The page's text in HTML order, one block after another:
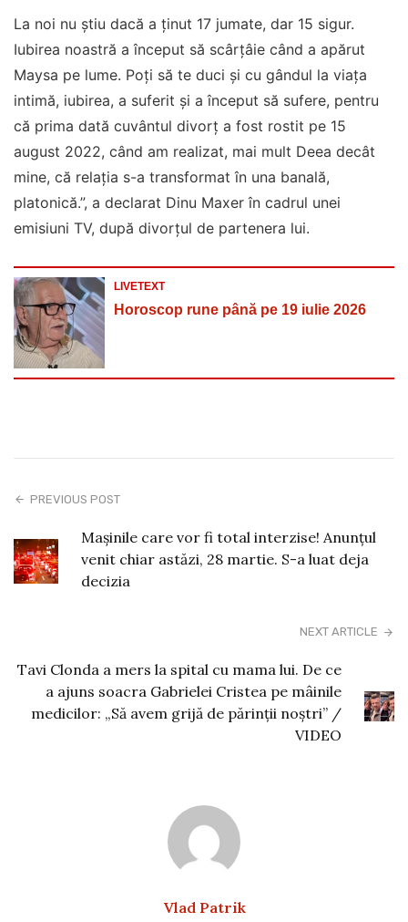
La noi nu știu dacă a ținut 17 jumate, dar 15 sigur.
Iubirea noastră a început să scârțâie când a apărut
Maysa pe lume. Poți să te duci și cu gândul la viața
intimă, iubirea, a suferit și a început să sufere, pentru
că prima dată cuvântul divorț a fost rostit pe 15
august 2022, când am realizat, mai mult Deea decât
mine, că relația s-a transformat în una banală,
platonică.”, a declarat Dinu Maxer în cadrul unei
emisiuni TV, după divorțul de partenera lui.
LIVETEXT
Horoscop rune până pe 19 iulie 2026
PREVIOUS POST
Mașinile care vor fi total interzise! Anunțul
venit chiar astăzi, 28 martie. S-a luat deja
decizia
NEXT ARTICLE
Tavi Clonda a mers la spital cu mama lui. De ce
a ajuns soacra Gabrielei Cristea pe mâinile
medicilor: „Să avem grijă de părinții noștri” /
VIDEO
Vlad Patrik